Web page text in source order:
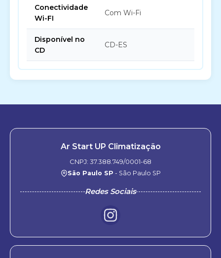
Conectividade
Wi-FI
Com Wi-Fi
Disponível no
CD
CD-ES
Ar Start UP Climatização
CNPJ: 37.388.749/0001-68
São Paulo SP - São Paulo SP
Redes Sociais